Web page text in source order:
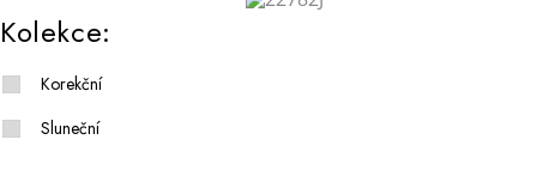
Kolekce:
Korekční
Sluneční